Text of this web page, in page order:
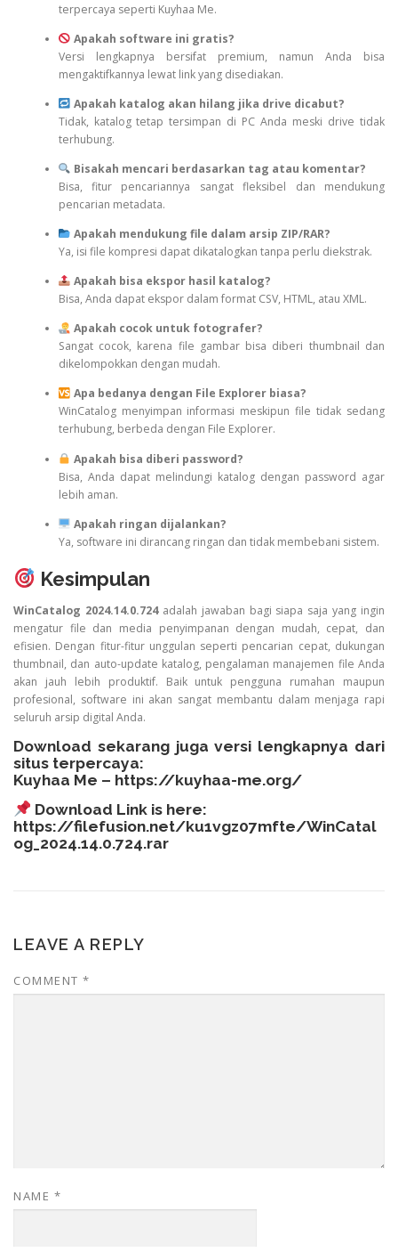
terpercaya seperti Kuyhaa Me.
Apakah software ini gratis?
Versi lengkapnya bersifat premium, namun Anda bisa
mengaktifkannya lewat link yang disediakan.
Apakah katalog akan hilang jika drive dicabut?
Tidak, katalog tetap tersimpan di PC Anda meski drive tidak
terhubung.
Bisakah mencari berdasarkan tag atau komentar?
Bisa, fitur pencariannya sangat fleksibel dan mendukung
pencarian metadata.
Apakah mendukung file dalam arsip ZIP/RAR?
Ya, isi file kompresi dapat dikatalogkan tanpa perlu diekstrak.
Apakah bisa ekspor hasil katalog?
Bisa, Anda dapat ekspor dalam format CSV, HTML, atau XML.
Apakah cocok untuk fotografer?
Sangat cocok, karena file gambar bisa diberi thumbnail dan
dikelompokkan dengan mudah.
Apa bedanya dengan File Explorer biasa?
WinCatalog menyimpan informasi meskipun file tidak sedang
terhubung, berbeda dengan File Explorer.
Apakah bisa diberi password?
Bisa, Anda dapat melindungi katalog dengan password agar
lebih aman.
Apakah ringan dijalankan?
Ya, software ini dirancang ringan dan tidak membebani sistem.
Kesimpulan
WinCatalog 2024.14.0.724adalah jawaban bagi siapa saja yang ingin
mengatur file dan media penyimpanan dengan mudah, cepat, dan
efisien. Dengan fitur-fitur unggulan seperti pencarian cepat, dukungan
thumbnail, dan auto-update katalog, pengalaman manajemen file Anda
akan jauh lebih produktif. Baik untuk pengguna rumahan maupun
profesional, software ini akan sangat membantu dalam menjaga rapi
seluruh arsip digital Anda.
Download sekarang juga versi lengkapnya dari
situs terpercaya:
Kuyhaa Me – https://kuyhaa-me.org/
Download Link is here:
https://filefusion.net/ku1vgz07mfte/WinCatal
og_2024.14.0.724.rar
LEAVE A REPLY
COMMENT *
NAME *